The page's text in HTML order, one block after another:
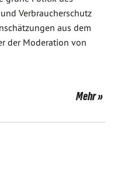
Verbraucherschutz
aus dem
der Moderation von
Mehr